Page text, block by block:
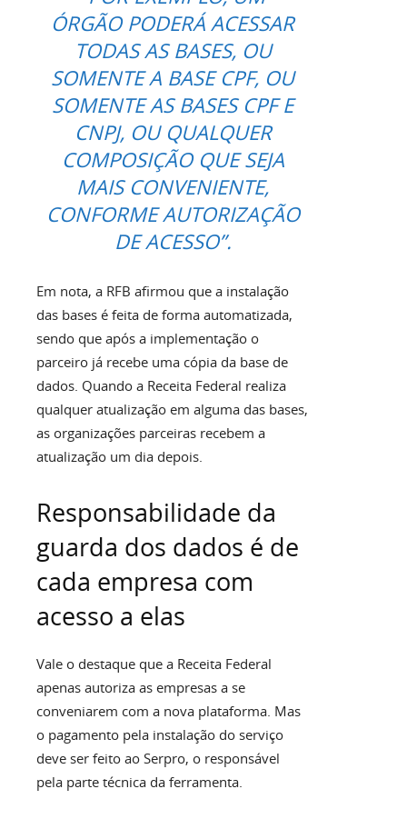
ÓRGÃO PODERÁ ACESSAR
TODAS AS BASES, OU
SOMENTE A BASE CPF, OU
SOMENTE AS BASES CPF E
CNPJ, OU QUALQUER
COMPOSIÇÃO QUE SEJA
MAIS CONVENIENTE,
CONFORME AUTORIZAÇÃO
DE ACESSO”.
Em nota, a RFB afirmou que a instalação
das bases é feita de forma automatizada,
sendo que após a implementação o
parceiro já recebe uma cópia da base de
dados. Quando a Receita Federal realiza
qualquer atualização em alguma das bases,
as organizações parceiras recebem a
atualização um dia depois.
Responsabilidade da
guarda dos dados é de
cada empresa com
acesso a elas
Vale o destaque que a Receita Federal
apenas autoriza as empresas a se
conveniarem com a nova plataforma. Mas
o pagamento pela instalação do serviço
deve ser feito ao Serpro, o responsável
pela parte técnica da ferramenta.